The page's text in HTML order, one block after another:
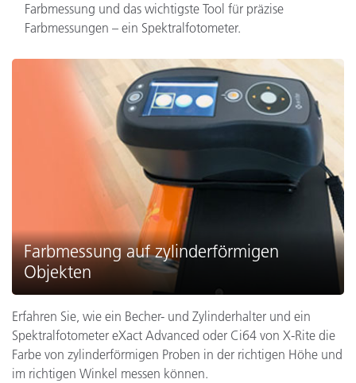
Farbmessung und das wichtigste Tool für präzise
Farbmessungen – ein Spektralfotometer.
Farbmessung auf zylinderförmigen
Objekten
Erfahren Sie, wie ein Becher- und Zylinderhalter und ein
Spektralfotometer eXact Advanced oder Ci64 von X-Rite die
Farbe von zylinderförmigen Proben in der richtigen Höhe und
im richtigen Winkel messen können.